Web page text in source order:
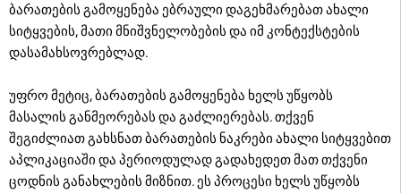
ბარათების გამოყენება ებრაული დაგეხმარებათ ახალი
სიტყვების, მათი მნიშვნელობების და იმ კონტექსტების
დასამახსოვრებლად.
უფრო მეტიც, ბარათების გამოყენება ხელს უწყობს
მასალის განმეორებას და გაძლიერებას. თქვენ
შეგიძლიათ გახსნათ ბარათების ნაკრები ახალი სიტყვებით
აპლიკაციაში და პერიოდულად გადახედეთ მათ თქვენი
ცოდნის განახლების მიზნით. ეს პროცესი ხელს უწყობს